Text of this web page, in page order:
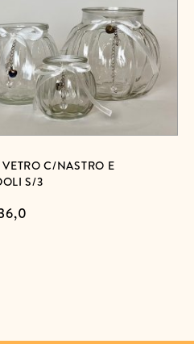
VETRO C/NASTRO E
S/3